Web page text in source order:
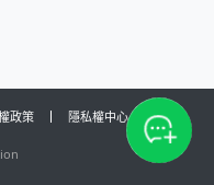
政策 隱私權中心